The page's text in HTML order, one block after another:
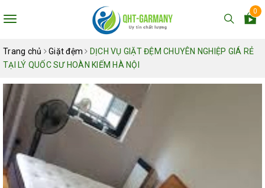
Toggle
0
Trang chủ Giặt đệm
DỊCH VỤ GIẶT ĐỆM CHUYÊN NGHIỆP GIÁ RẺ
TẠI LÝ QUỐC SƯ HOÀN KIẾM HÀ NỘI